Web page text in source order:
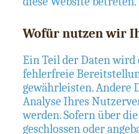
Wofür nutzen wir
Ein Teil der Daten wird
fehlerfreie
gewährleisten. Andere
Analyse Ihres
werden. Sofern über
geschlossen oder